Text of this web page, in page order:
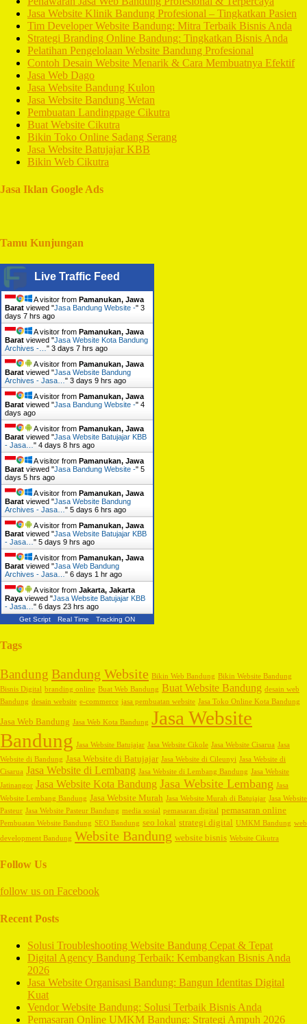
Jasa Website Klinik Bandung Profesional – Tingkatkan Pasien
Tim Developer Website Bandung: Mitra Terbaik Bisnis Anda
Strategi Branding Online Bandung: Tingkatkan Bisnis Anda
Pelatihan Pengelolaan Website Bandung Profesional
Contoh Desain Website Menarik & Cara Membuatnya Efektif
Jasa Web Dago
Jasa Website Bandung Kulon
Jasa Website Bandung Wetan
Pembuatan Landingpage Cikutra
Buat Website Cikutra
Bikin Toko Online Sadang Serang
Jasa Website Batujajar KBB
Bikin Web Cikutra
Jasa Iklan Google Ads
Tamu Kunjungan
Live Traffic Feed
A visitor from Pamanukan, Jawa
Barat viewed "Jasa Bandung Website -" 3
days 7 hrs ago
A visitor from Pamanukan, Jawa
Barat viewed "Jasa Website Kota Bandung
Archives -…" 3 days 7 hrs ago
A visitor from Pamanukan, Jawa
Barat viewed "Jasa Website Bandung
Archives - Jasa…" 3 days 9 hrs ago
A visitor from Pamanukan, Jawa
Barat viewed "Jasa Bandung Website -" 4
days ago
A visitor from Pamanukan, Jawa
Barat viewed "Jasa Website Batujajar KBB
- Jasa…" 4 days 8 hrs ago
A visitor from Pamanukan, Jawa
Barat viewed "Jasa Bandung Website -" 5
days 5 hrs ago
A visitor from Pamanukan, Jawa
Barat viewed "Jasa Website Bandung
Archives - Jasa…" 5 days 6 hrs ago
A visitor from Pamanukan, Jawa
Barat viewed "Jasa Website Batujajar KBB
- Jasa…" 5 days 9 hrs ago
A visitor from Pamanukan, Jawa
Barat viewed "Jasa Web Bandung
Archives - Jasa…" 6 days 1 hr ago
A visitor from Jakarta, Jakarta
Rayaviewed "Jasa Website Batujajar KBB
- Jasa…" 6 days 23 hrs ago
Get Script Real Time Tracking ON
Tags
Bandung Bandung Website Bikin Web Bandung Bikin Website Bandung
Bisnis Digital branding online Buat Web Bandung Buat Website Bandung desain web
Bandung desain website e-commerce jasa pembuatan website Jasa Toko Online Kota Bandung
Jasa Web Bandung Jasa Web Kota Bandung Jasa Website
Bandung Jasa Website Batujajar Jasa Website Cikole Jasa Website Cisarua Jasa
Website di Bandung Jasa Website di Batujajar Jasa Website di Cileunyi Jasa Website di
Cisarua Jasa Website di Lembang Jasa Website di Lembang Bandung Jasa Website
Jatinangor Jasa Website Kota Bandung Jasa Website Lembang Jasa
Website Lembang Bandung Jasa Website Murah Jasa Website Murah di Batujajar Jasa Website
Pasteur Jasa Website Pasteur Bandung media sosial pemasaran digital pemasaran online
Pembuatan Website Bandung SEO Bandung seo lokal strategi digital UMKM Bandung web
development Bandung Website Bandung website bisnis Website Cikutra
Follow Us
follow us on Facebook
Recent Posts
Solusi Troubleshooting Website Bandung Cepat & Tepat
Digital Agency Bandung Terbaik: Kembangkan Bisnis Anda
2026
Jasa Website Organisasi Bandung: Bangun Identitas Digital
Kuat
Vendor Website Bandung: Solusi Terbaik Bisnis Anda
Pemasaran Online UMKM Bandung: Strategi Ampuh 2026